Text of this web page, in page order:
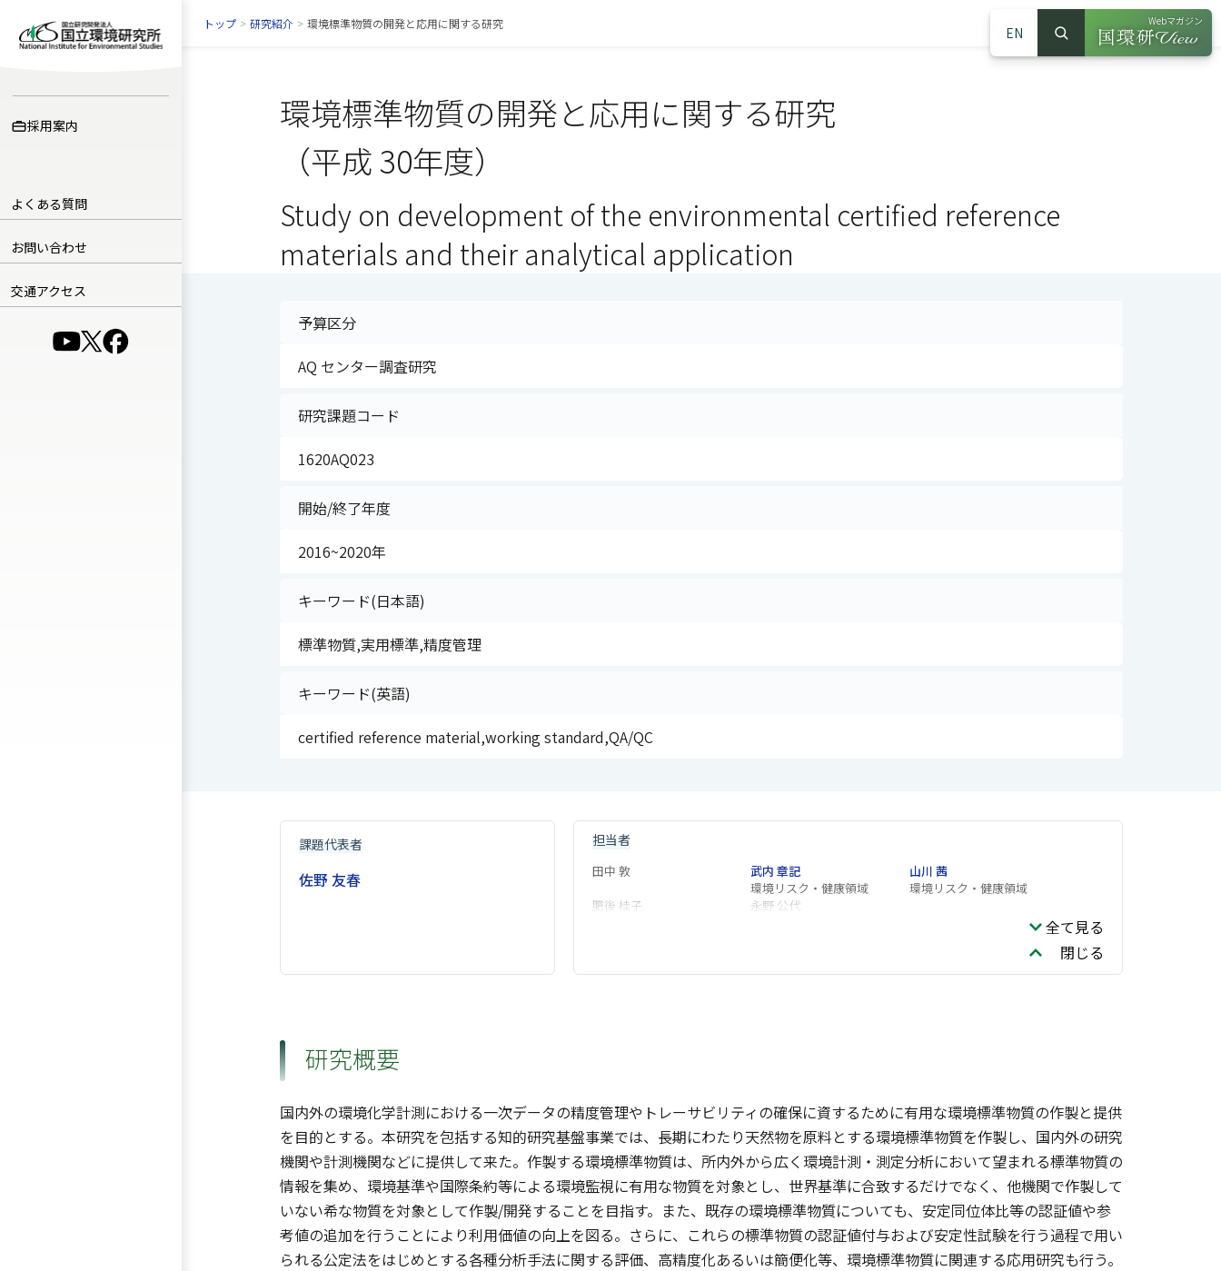
採用案内
よくある質問
お問い合わせ
交通アクセス
（別ウインドウで開きます）
（別ウインドウで開きます）
（別ウインドウで開きます）
EN
サイト内検索
検索
Webマガジン
（別ウインドウ
トップ > 研究紹介 > 環境標準物質の開発と応用に関する研究
環境標準物質の開発と応用に関する研究
（平成 30年度）
Study on development of the environmental certified reference
materials and their analytical application
予算区分
AQ センター調査研究
研究課題コード
1620AQ023
開始/終了年度
2016~2020年
キーワード(日本語)
標準物質,実用標準,精度管理
キーワード(英語)
certified reference material,working standard,QA/QC
課題代表者
佐野 友春
担当者
田中 敦
武内 章記
環境リスク・健康領域
山川 茜
環境リスク・健康領域
肥後 桂子
永野 公代
全て見る
閉じる
研究概要
国内外の環境化学計測における一次データの精度管理やトレーサビリティの確保に資するために有用な環境標準物質の作製と提供
を目的とする。本研究を包括する知的研究基盤事業では、長期にわたり天然物を原料とする環境標準物質を作製し、国内外の研究
機関や計測機関などに提供して来た。作製する環境標準物質は、所内外から広く環境計測・測定分析において望まれる標準物質の
情報を集め、環境基準や国際条約等による環境監視に有用な物質を対象とし、世界基準に合致するだけでなく、他機関で作製して
いない希な物質を対象として作製/開発することを目指す。また、既存の環境標準物質についても、安定同位体比等の認証値や参
考値の追加を行うことにより利用価値の向上を図る。さらに、これらの標準物質の認証値付与および安定性試験を行う過程で用い
られる公定法をはじめとする各種分析手法に関する評価、高精度化あるいは簡便化等、環境標準物質に関連する応用研究も行う。